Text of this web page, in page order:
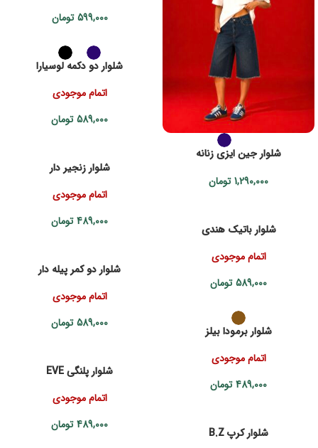
شلوار جین ایزی زنانه
1,290,000 تومان
599,000 تومان
شلوار دو دکمه لوسیارا
اتمام موجودی
589,000 تومان
شلوار زنجیر دار
اتمام موجودی
489,000 تومان
شلوار باتیک هندی
اتمام موجودی
589,000 تومان
شلوار دو کمر پیله دار
اتمام موجودی
589,000 تومان
شلوار برمودا بیلز
اتمام موجودی
489,000 تومان
شلوار پلنگی EVE
اتمام موجودی
489,000 تومان
شلوار کرپ B.Z